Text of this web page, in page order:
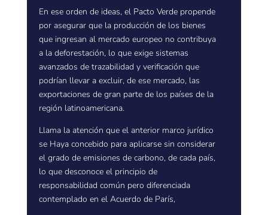
En ese orden de ideas, el Pacto Verde propende
por asegurar que la producción de los bienes
que ingresan al mercado europeo no contribuya
a la deforestación, lo que exige sistemas
avanzados de trazabilidad y verificación que
podrían llevar a excluir, de ese mercado, las
exportaciones de gran parte de los países de la
región latinoamericana.
Llama la atención que el anterior marco jurídico
se Haya concebido para aplicarse sin considerar
el grado de emisiones de carbono, de cada país,
lo que desconoce el principio de
responsabilidad común pero diferenciada
contemplado en el Acuerdo de París,